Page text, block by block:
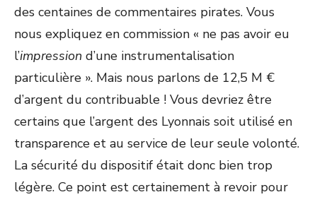
des centaines de commentaires pirates. Vous
nous expliquez en commission « ne pas avoir eu
l’impression d’une instrumentalisation
particulière ». Mais nous parlons de 12,5 M €
d’argent du contribuable ! Vous devriez être
certains que l’argent des Lyonnais soit utilisé en
transparence et au service de leur seule volonté.
La sécurité du dispositif était donc bien trop
légère. Ce point est certainement à revoir pour